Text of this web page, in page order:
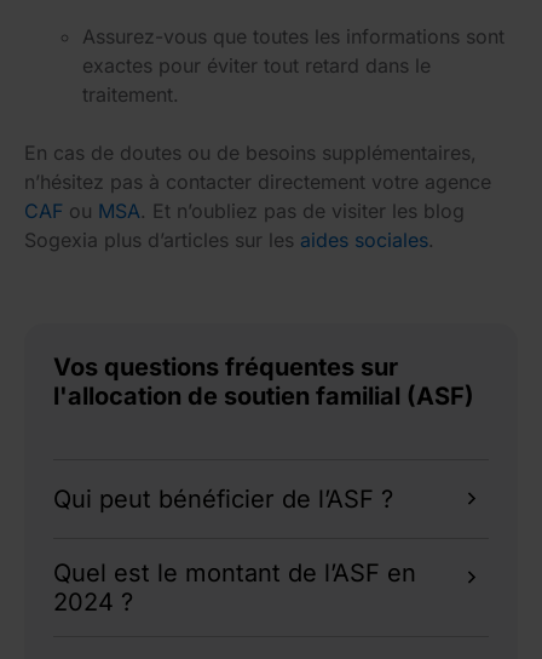
Assurez-vous que toutes les informations sont
exactes pour éviter tout retard dans le
traitement.
En cas de doutes ou de besoins supplémentaires,
n’hésitez pas à contacter directement votre agence
CAF ou MSA. Et n’oubliez pas de visiter les blog
Sogexia plus d’articles sur les aides sociales.
Vos questions fréquentes sur
l'allocation de soutien familial (ASF)
Qui peut bénéficier de l’ASF ?
ou sans pension alimentaire insuffisante,
peuvent en faire la demande.
Quel est le montant de l’ASF en
2024 ?